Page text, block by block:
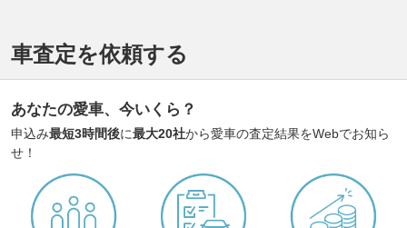
車査定を依頼する
あなたの愛車、今いくら？
申込み最短3時間後に最大20社から愛車の査定結果をWebでお知ら
せ！